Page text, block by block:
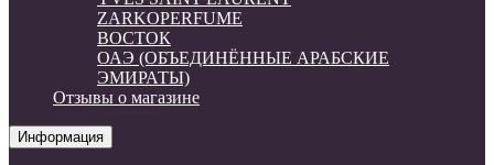
ZARKOPERFUME
ВОСТОК
ОАЭ (ОБЪЕДИНЁННЫЕ АРАБСКИЕ
ЭМИРАТЫ)
Отзывы о магазине
Информация